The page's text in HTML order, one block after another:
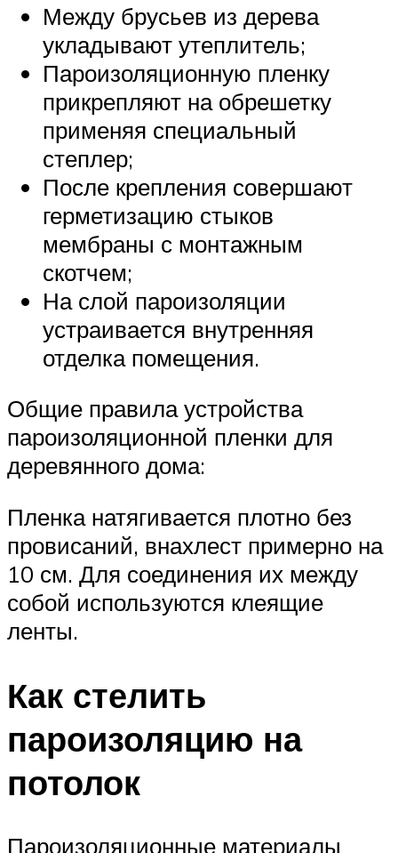
Между брусьев из дерева
укладывают утеплитель;
Пароизоляционную пленку
прикрепляют на обрешетку
применяя специальный
степлер;
После крепления совершают
герметизацию стыков
мембраны с монтажным
скотчем;
На слой пароизоляции
устраивается внутренняя
отделка помещения.
Общие правила устройства
пароизоляционной пленки для
деревянного дома:
Пленка натягивается плотно без
провисаний, внахлест примерно на
10 см. Для соединения их между
собой используются клеящие
ленты.
Как стелить
пароизоляцию на
потолок
Пароизоляционные материалы